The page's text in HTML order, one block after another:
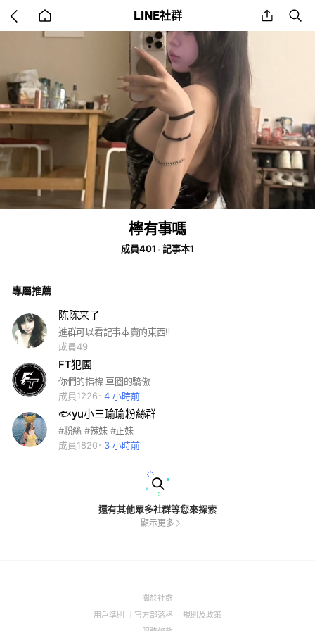
back
to
home
LINE社群 share
檸有事嗎
成員401 記事本1
專屬推薦
陈陈来了
進群可以看記事本賣的東西‼️
成員49
FT犯團
你們的指標 車圈的驕傲
成員1226
4 小時前
🐟yu小三瑜瑜粉絲群
#粉絲 #辣妹 #正妹
成員1820
3 小時前
還有其他眾多社群等您來探索
顯示更多
關於社群(Open
用戶準則
(Open
官方部落格
(Open
規則及政策(Open